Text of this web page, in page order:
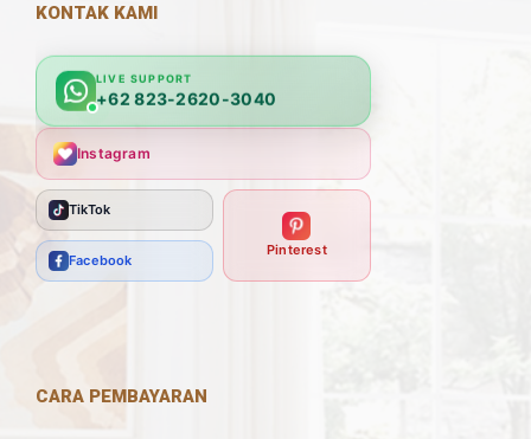
KONTAK KAMI
LIVE SUPPORT
+62 823-2620-3040
Instagram
TikTok
Facebook
Pinterest
CARA PEMBAYARAN